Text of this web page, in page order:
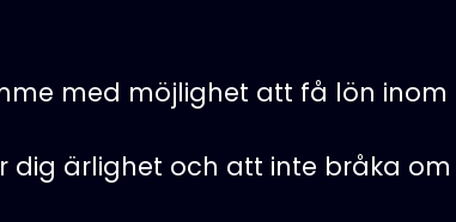
med möjlighet att få lön
dig ärlighet och att inte bråka